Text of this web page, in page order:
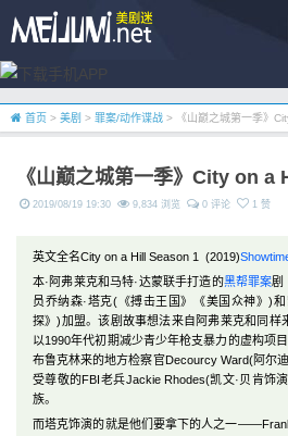
首页 > 美剧 > 罪案/动作谍战 > 《山巅之城第一季》
《山巅之城第一季》City on a
2019/08/19 19:30 9,834 浏览 0 评论 1 赞
英文全名City on a Hill Season 1 (2019)
本·阿弗莱克和马特·达蒙联手打造的黑帮罪案剧
员乔纳森·塔克(《搏击王国》《美国众神》)
探》)加盟。该剧故事想法来自阿弗莱克和同样
以1990年代初期减少青少年枪支暴力的虚构项
布鲁克林来的地方检察官Decourcy Ward(阿尔
受尊敬的FBI老兵Jackie Rhodes(凯文·贝肯饰
族。
而塔克饰演的就是他们要拿下的人之一